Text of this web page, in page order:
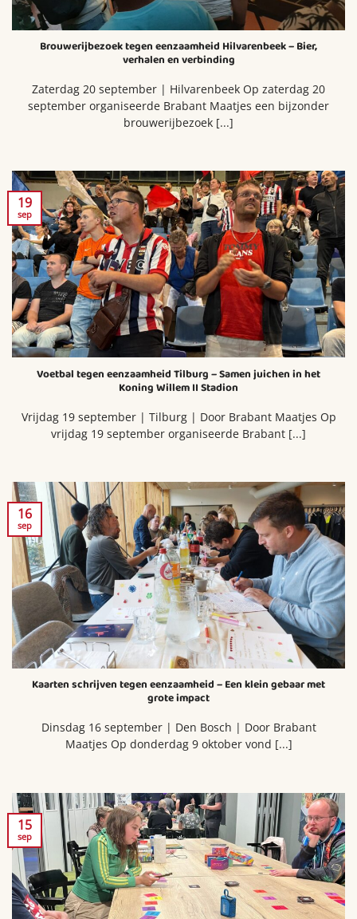
Brouwerijbezoek tegen eenzaamheid Hilvarenbeek – Bier,
verhalen en verbinding
Zaterdag 20 september | Hilvarenbeek Op zaterdag 20
september organiseerde Brabant Maatjes een bijzonder
brouwerijbezoek [...]
Voetbal tegen eenzaamheid Tilburg – Samen juichen in het
Koning Willem II Stadion
Vrijdag 19 september | Tilburg | Door Brabant Maatjes Op
vrijdag 19 september organiseerde Brabant [...]
19
sep
Kaarten schrijven tegen eenzaamheid – Een klein gebaar met
grote impact
Dinsdag 16 september | Den Bosch | Door Brabant
Maatjes Op donderdag 9 oktober vond [...]
16
sep
15
sep